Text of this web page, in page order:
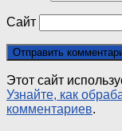
Сайт
Этот сайт
Узнайте, как
комментариев.